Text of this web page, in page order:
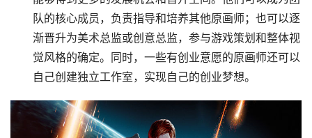
队的核心成员，负责指导和培养其他原画师；也可以逐
渐晋升为美术总监或创意总监，参与游戏策划和整体视
觉风格的确定。同时，一些有创业意愿的原画师还可以
自己创建独立工作室，实现自己的创业梦想。